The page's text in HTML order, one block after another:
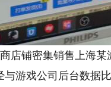
铺密集销售上海某
游戏公司后台数据